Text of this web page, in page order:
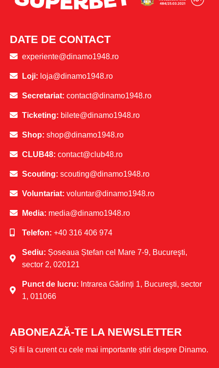
DATE DE CONTACT
experiente@dinamo1948.ro
Loji: loja@dinamo1948.ro
Secretariat: contact@dinamo1948.ro
Ticketing: bilete@dinamo1948.ro
Shop: shop@dinamo1948.ro
CLUB48: contact@club48.ro
Scouting: scouting@dinamo1948.ro
Voluntariat: voluntar@dinamo1948.ro
Media: media@dinamo1948.ro
Telefon: +40 316 406 974
Sediu: Șoseaua Ștefan cel Mare 7-9, Bucureşti,
sector 2, 020121
Punct de lucru: Intrarea Gădinți 1, Bucureşti, sector
1, 011066
ABONEAZĂ-TE LA NEWSLETTER
Și fii la curent cu cele mai importante știri despre Dinamo.